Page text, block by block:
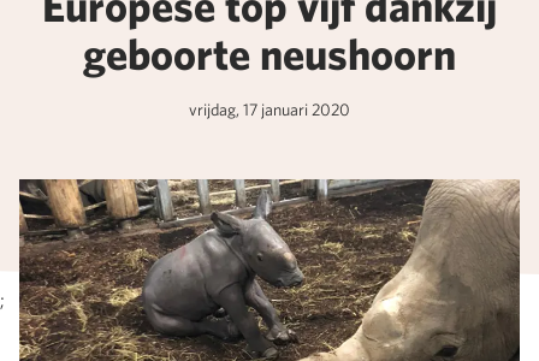
;
geboorte neushoorn
vrijdag, 17 januari 2020